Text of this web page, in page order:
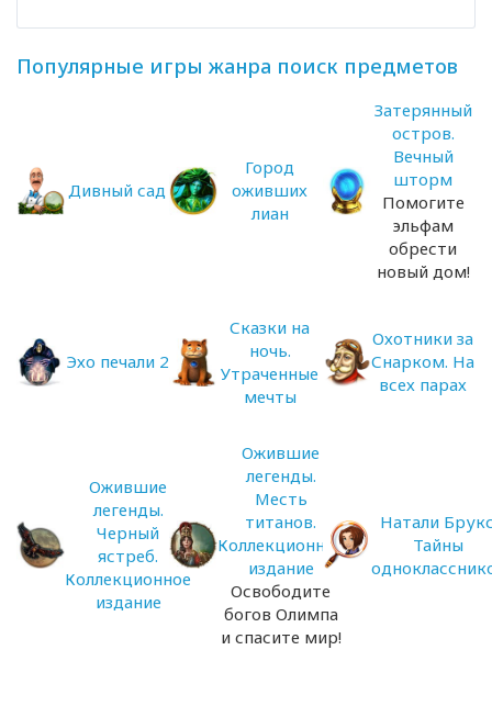
Популярные игры жанра поиск предметов
Дивный сад
Город
оживших
лиан
Затерянный
остров.
Вечный
шторм
Помогите
эльфам
обрести
новый дом!
Эхо печали 2
Сказки на
ночь.
Утраченные
мечты
Охотники за
Снарком. На
всех парах
Ожившие
легенды.
Черный
ястреб.
Коллекционное
издание
Ожившие
легенды.
Месть
титанов.
Коллекционное
издание
Освободите
богов Олимпа
и спасите мир!
Натали
Тайны